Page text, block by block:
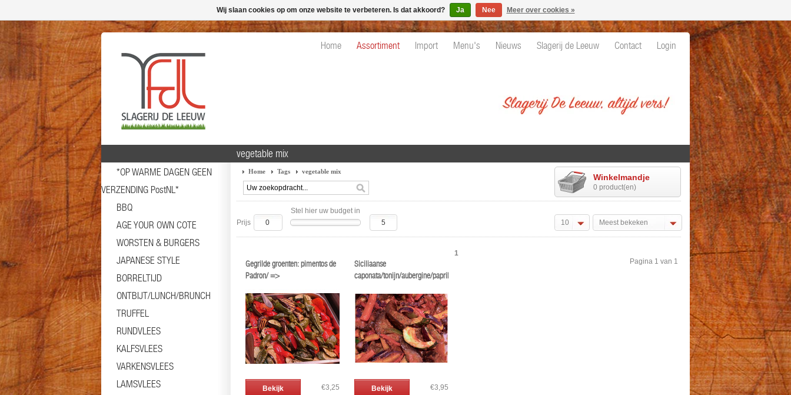
Home Assortiment Import Menu's Nieuws Slagerij de Leeuw Contact Login
*OP WARME DAGEN GEEN
VERZENDING PostNL*
BBQ
AGE YOUR OWN COTE
WORSTEN & BURGERS
JAPANESE STYLE
BORRELTIJD
ONTBIJT/LUNCH/BRUNCH
TRUFFEL
RUNDVLEES
KALFSVLEES
VARKENSVLEES
LAMSVLEES
vegetable mix
Home Tags vegetable mix
Winkelmandje
0 product(en)
Stel hier uw budget in
Prijs
10 Meest bekeken
Gegrilde groenten: pimentos de
Padron/ =>
Bekijk €3,25
Siciliaanse
caponata/tonijn/aubergine/paprika/tomaat
Bekijk €3,95
1
Pagina 1 van 1
Wij slaan cookies op om onze website te verbeteren. Is dat akkoord? Ja Nee Meer over cookies »